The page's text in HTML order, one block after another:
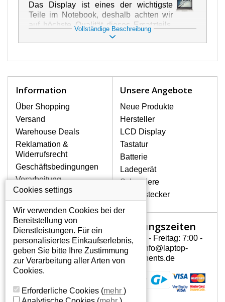
Das Display ist eines der wichtigste
Teile im Notebook, deshalb achten wir
auf höchste Qualität dieses Ersatzteils.
Er dient zur Darstellung von Texten und
Bildern in verschiedener Form. Zu
Notebook höchst vorsichtig umzugehen.
gehören mechanische Schäden, z. B.
ein geborstenes Display oder Risse.
Ferner senkrechte Streifen, das Display
ist ungleichmäßig hell.
LCD DISPLAYS ASUS EEE PC
904 VON HÖCHSTER
Auf Lager halten wir nur
Originaldisplays, die die hohe
Qualitätsklasse A+ erfüllen, also
ohne mangelhafte Pixel, und
zwar über die gesamte
Garantiezeit.
WIE KÖNNEN SIE FESTSTELLEN,
WELCHES DISPLAY SIE FÜR IHREN
BRAUCHEN?
Vollständige Beschreibung
Information
Über Shopping
Versand
Warehouse Deals
Reklamation &
Widerrufsrecht
Geschäftsbedingungen
Verarbeitung
personenbezogener
Daten
Über uns - Impressum
Unsere Angebote
Neue Produkte
Hersteller
LCD Display
Tastatur
Batterie
Ladegerät
Scharniere
Gerätestecker
Mein Konto
Mein Konto
Persönliche Daten
Addressen
Öffnungszeiten
Montag - Freitag: 7:00 -
15:30 info@laptop-
components.de
Cookies settings
Wir verwenden Cookies bei der
Bereitstellung von
Dienstleistungen. Für ein
personalisiertes Einkaufserlebnis,
geben Sie bitte Ihre Zustimmung
zur Verarbeitung aller Arten von
Cookies.
Erforderliche Cookies (mehr )